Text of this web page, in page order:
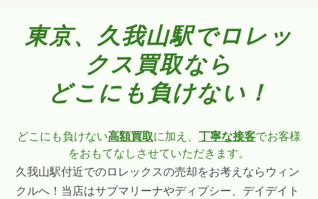
東京、久我山駅でロレッ
クス買取なら
どこにも負けない！
どこにも負けない高額買取に加え、 丁寧な接客でお客様
をおもてなしさせていただきます。
久我山駅付近でのロレックスの売却をお考えならウィン
クルへ！当店はサブマリーナやディプシー、デイデイト